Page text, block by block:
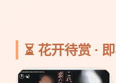
⏳ 花开待赏 ·